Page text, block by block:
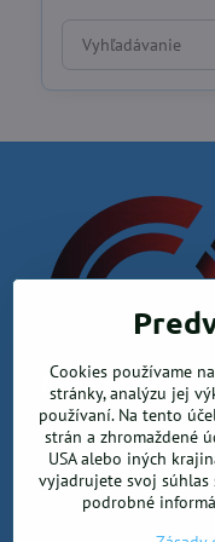
Prehľadať
výsledky
filtra
Krea office,
Kamenica nad
0905 906 246
Cookies používame
stránky, analýzu jej
používaní. Na tento
strán a zhromaždené
USA alebo iných
vyjadrujete svoj súhlas
podrobné